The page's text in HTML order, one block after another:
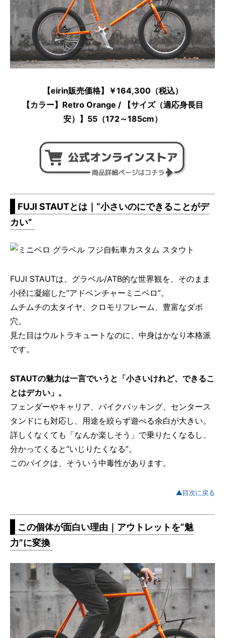
【eirin販売価格】￥164,300（税込）
【カラー】Retro Orange / 【サイズ（適応身長目
安）】55（172～185cm）
FUJI STAUTとは｜“小さいのにできることがデ
カい”
FUJI STAUTは、グラベル/ATB的な世界観を、そのまま
小径に凝縮した“アドベンチャーミニベロ”。
ムチムチの太タイヤ、クロモリフレーム、豊富なダボ
穴。
見た目はウルトラキュートなのに、中身はかなり本格派
です。
STAUTの魅力は一言でいうと「小さいけれど、できるこ
とはデカい」。
フェンダーやキャリア、バイクパッキング、センタース
タンドにも対応し、用途を絞らず遊べる余白が大きい。
詳しくなくても「なんか楽しそう」で乗りたくなるし、
分かってくると“いじりたくなる”。
このバイクは、そういう中毒性があります。
▲目次に戻る
この個体が面白い理由｜アウトレットを“魅
力”に変換